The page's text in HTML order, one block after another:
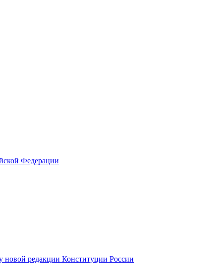
Федерации
редакции Конституции России